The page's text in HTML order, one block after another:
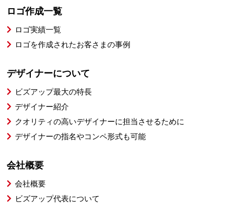
ロゴ作成一覧
ロゴ実績一覧
ロゴを作成されたお客さまの事例
デザイナーについて
ビズアップ最大の特長
デザイナー紹介
クオリティの高いデザイナーに担当させるために
デザイナーの指名やコンペ形式も可能
会社概要
会社概要
ビズアップ代表について